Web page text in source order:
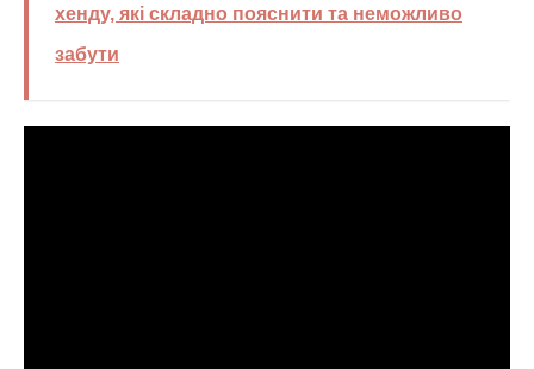
хенду, які складно пояснити та неможливо
забути